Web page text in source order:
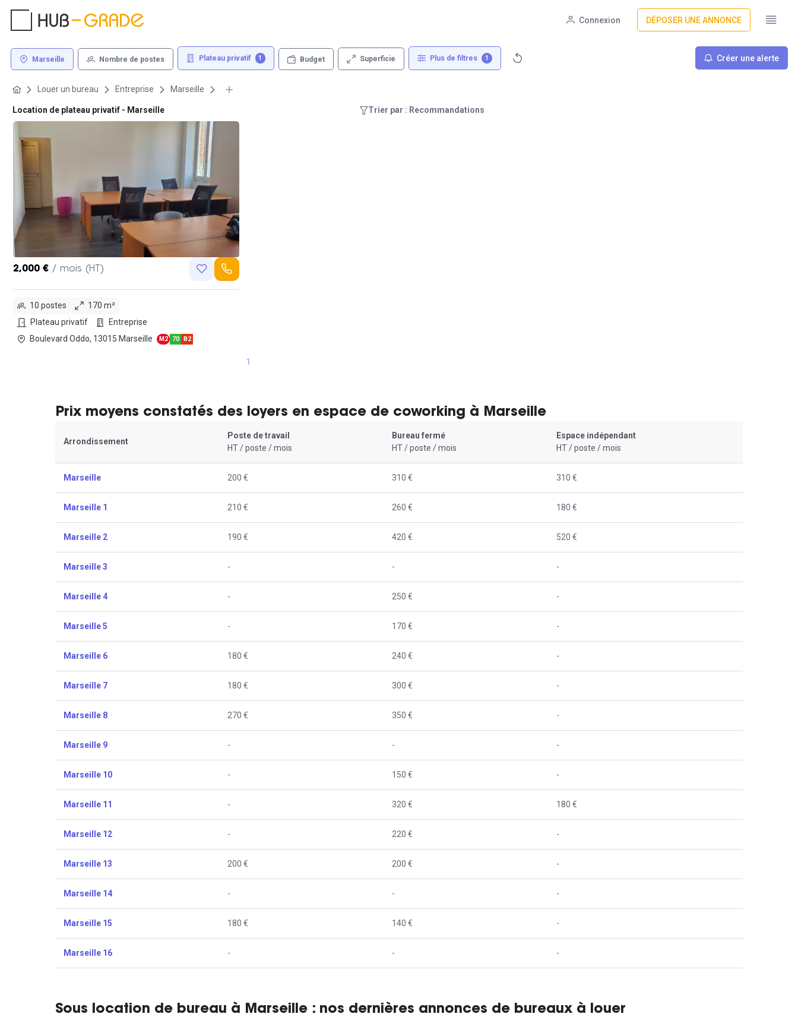
Connexion DÉPOSER UNE ANNONCE
Marseille Nombre de postes Plateau privatif 1 Budget Superficie Plus de filtres 1 Créer une alerte
Louer un bureau Entreprise Marseille
Location de plateau privatif - Marseille Trier par : Recommandations
2,000 € / mois (HT)
10 postes
170 m²
Plateau privatif
Entreprise
Boulevard Oddo, 13015 Marseille
M2 70 B2
1
Prix moyens constatés des loyers en espace de coworking à Marseille
Arrondissement
Poste de travail
HT / poste / mois
Bureau fermé
HT / poste / mois
Espace indépendant
HT / poste / mois
Marseille 200 € 310 € 310 €
Marseille 1 210 € 260 € 180 €
Marseille 2 190 € 420 € 520 €
Marseille 3 - - -
Marseille 4 - 250 € -
Marseille 5 - 170 € -
Marseille 6 180 € 240 € -
Marseille 7 180 € 300 € -
Marseille 8 270 € 350 € -
Marseille 9 - - -
Marseille 10 - 150 € -
Marseille 11 - 320 € 180 €
Marseille 12 - 220 € -
Marseille 13 200 € 200 € -
Marseille 14 - - -
Marseille 15 180 € 140 € -
Marseille 16 - - -
Sous location de bureau à Marseille : nos dernières annonces de bureaux à louer